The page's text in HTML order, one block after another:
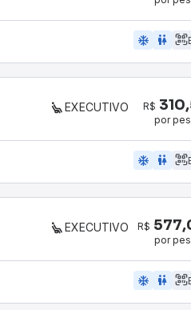
ac_unit wc
EXECUTIVO R$
por
ac_unit wc
EXECUTIVO R$
por
ac_unit wc